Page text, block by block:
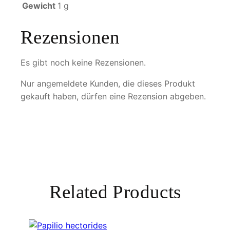
e
g
e
Gewicht 1 g
Rezensionen
Es gibt noch keine Rezensionen.
Nur angemeldete Kunden, die dieses Produkt
gekauft haben, dürfen eine Rezension abgeben.
Related Products